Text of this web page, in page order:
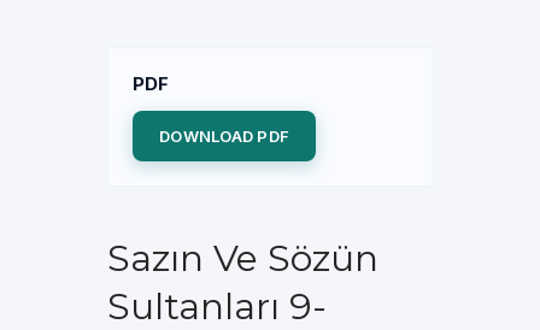
PDF
DOWNLOAD PDF
Sazın Ve Sözün
Sultanları 9-